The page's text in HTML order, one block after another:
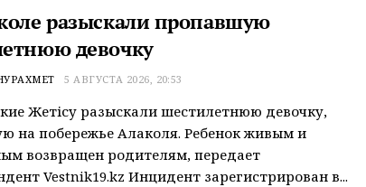
разыскали пропавшую
девочку
5 АВГУСТА 2026, 20:53
Жетісу разыскали шестилетнюю девочку,
на побережье Алаколя. Ребенок живым и
возвращен родителям, передает
Vestnik19.kz Инцидент зарегистрирован в...